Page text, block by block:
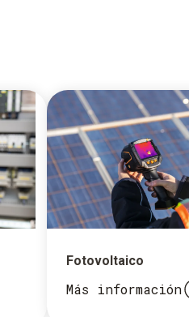
Fotovoltaico
Más información